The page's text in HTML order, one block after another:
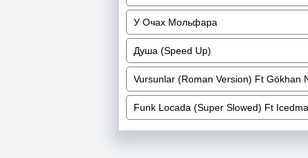
У Очах Мольфара
Душа (Speed Up)
Vursunlar (Roman Version) Ft Gökhan
Funk Locada (Super Slowed) Ft